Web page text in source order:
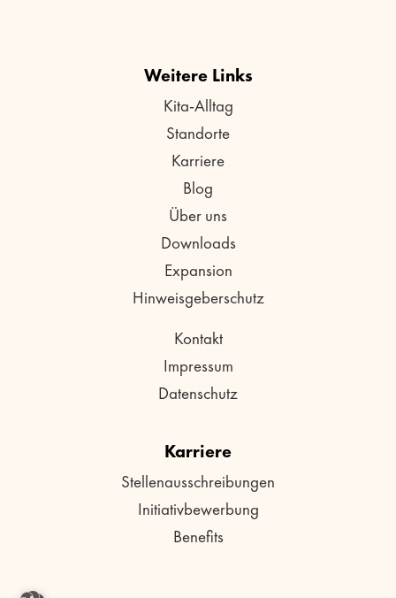
Weitere Links
Kita-Alltag
Standorte
Karriere
Blog
Über uns
Downloads
Expansion
Hinweisgeberschutz
Kontakt
Impressum
Datenschutz
Karriere
Stellenausschreibungen
Initiativbewerbung
Benefits